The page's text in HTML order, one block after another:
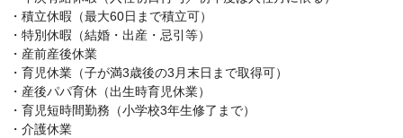
・積立休暇（最大60日まで積立可）
・特別休暇（結婚・出産・忌引等）
・産前産後休業
・育児休業（子が満3歳後の3月末日まで取得可）
・産後パパ育休（出生時育児休業）
・育児短時間勤務（小学校3年生修了まで）
・介護休業